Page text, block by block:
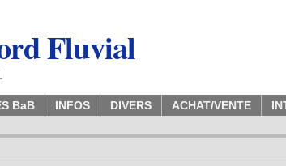
Fluvial
BaB INFOS DIVERS ACHAT/VENTE